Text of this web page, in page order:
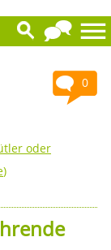
0
oder
)